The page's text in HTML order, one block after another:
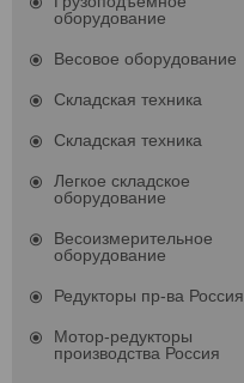
оборудование
Весовое оборудование
Складская техника
Складская техника
Легкое складское
оборудование
Весоизмерительное
оборудование
Редукторы пр-ва Россия
Мотор-редукторы
производства Россия